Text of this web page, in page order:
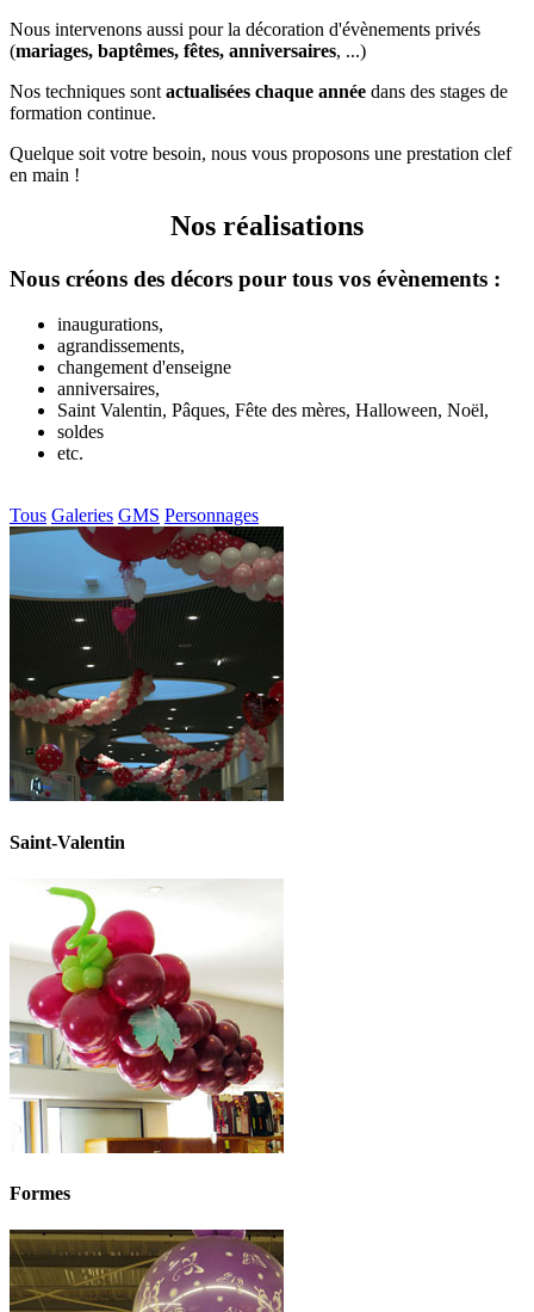
Nous intervenons aussi pour la décoration d'évènements privés
(mariages, baptêmes, fêtes, anniversaires, ...)
Nos techniques sont actualisées chaque année dans des stages de
formation continue.
Quelque soit votre besoin, nous vous proposons une prestation clef
en main !
Nos réalisations
Nous créons des décors pour tous vos évènements :
inaugurations,
agrandissements,
changement d'enseigne
anniversaires,
Saint Valentin, Pâques, Fête des mères, Halloween, Noël,
soldes
etc.
Tous Galeries GMS Personnages
Saint-Valentin
Formes